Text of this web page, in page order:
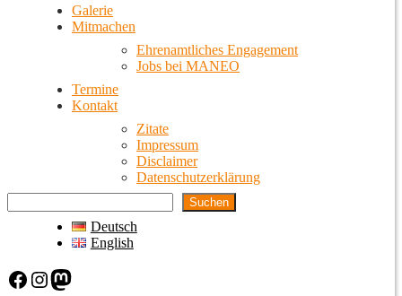
Galerie
Mitmachen
Ehrenamtliches Engagement
Jobs bei MANEO
Termine
Kontakt
Zitate
Impressum
Disclaimer
Datenschutzerklärung
Suchen
Deutsch
English
Facebook Instagram Mastodon